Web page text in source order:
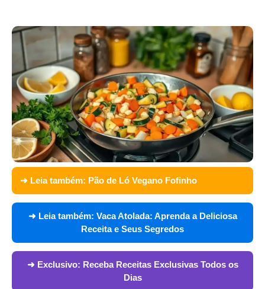
➜ Leia também: Pão de Ló Vegano Fofinho
➜ Leia também: Vaca Atolada: Aprenda a Deliciosa
Receita e Seus Segredos
➜ Exclusivo: Receba Receitas Exclusivas Todos os
Dias